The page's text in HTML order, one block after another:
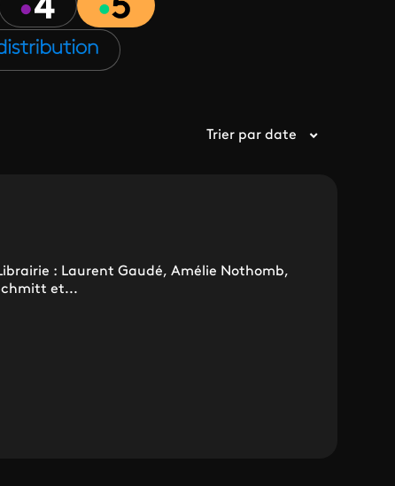
Trier par date
: Laurent Gaudé, Amélie Nothomb,
et...